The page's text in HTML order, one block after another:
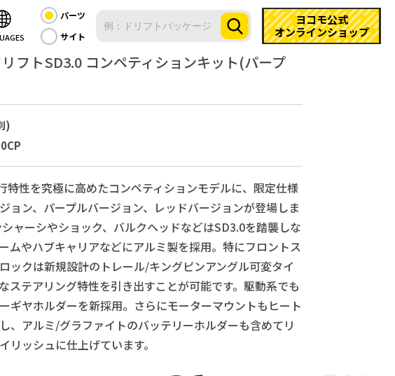
パーツ
サイト
ヨコモ公式
オンラインショップ
フトSD3.0 コンペティションキット(パープ
)
特性を究極に高めたコンペティションモデルに、限定仕様
ョン、パープルバージョン、レッドバージョンが登場しま
ャーシやショック、バルクヘッドなどはSD3.0を踏襲しな
ムやハブキャリアなどにアルミ製を採用。特にフロントス
ックは新規設計のトレール/キングピンアングル可変タイ
ステアリング特性を引き出すことが可能です。駆動系でも
ギヤホルダーを新採用。さらにモーターマウントもヒート
、アルミ/グラファイトのバッテリーホルダーも含めてリ
リッシュに仕上げています。